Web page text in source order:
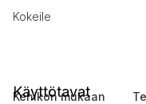
Kokeile
Käyttötavat
Kehikon mukaan